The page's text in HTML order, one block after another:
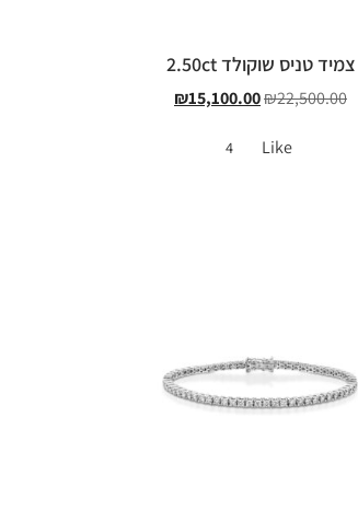
צמיד טניס שוקולד 2.50ct
₪22,500.00
₪15,100.00
Like
4